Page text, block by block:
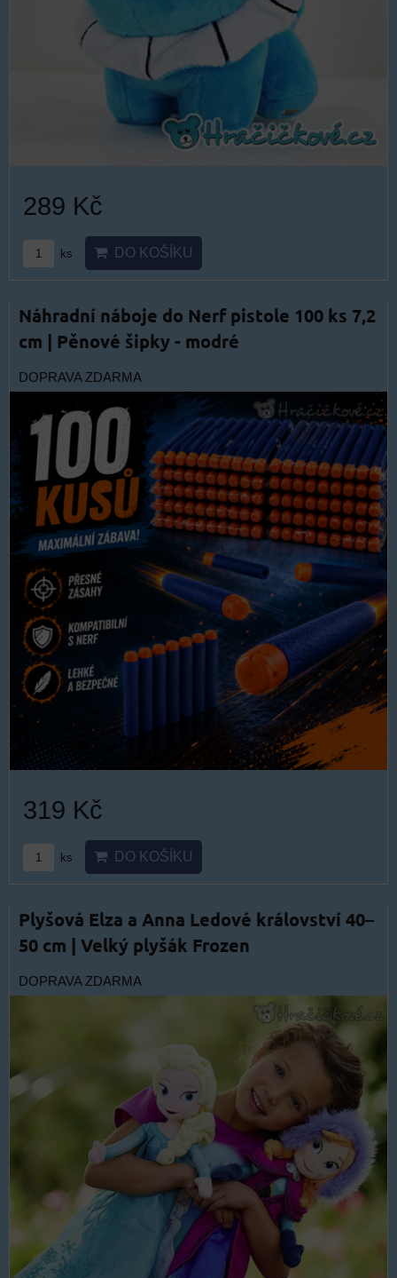
289 Kč
ks DO KOŠÍKU
Náhradní náboje do Nerf pistole 100 ks 7,2
cm | Pěnové šipky - modré
DOPRAVA ZDARMA
319 Kč
ks DO KOŠÍKU
Plyšová Elza a Anna Ledové království 40–
50 cm | Velký plyšák Frozen
DOPRAVA ZDARMA